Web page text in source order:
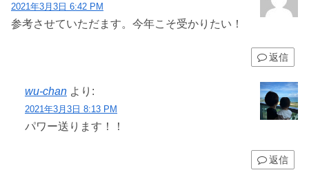
2021年3月3日 6:42 PM
参考させていただます。今年こそ受かりたい！
返信
wu-chan より:
2021年3月3日 8:13 PM
パワー送ります！！
返信